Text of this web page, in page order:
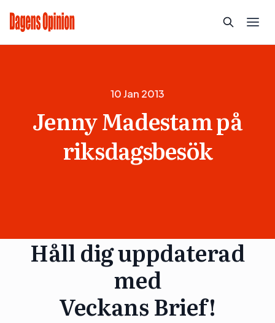
10 Jan 2013
Jenny Madestam på
riksdagsbesök
Håll dig uppdaterad
med
Veckans Brief!